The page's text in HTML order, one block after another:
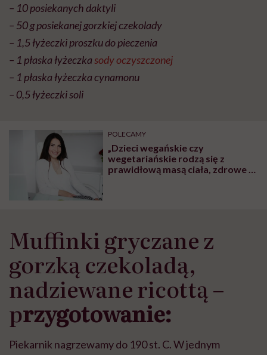
– 10 posiekanych daktyli
– 50 g posiekanej gorzkiej czekolady
– 1,5 łyżeczki proszku do pieczenia
– 1 płaska łyżeczkasody oczyszczonej
– 1 płaska łyżeczka cynamonu​
– 0,5 łyżeczki soli
POLECAMY
„Dzieci wegańskie czy
wegetariańskie rodzą się z
prawidłową masą ciała, zdrowe i
Muffinki gryczane z
gorzką czekoladą,
nadziewane ricottą –
przygotowanie:
Piekarnik nagrzewamy do 190 st. C. W jednym